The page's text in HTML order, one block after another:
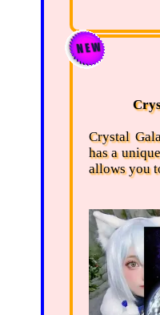
Crystal
has a
allows you